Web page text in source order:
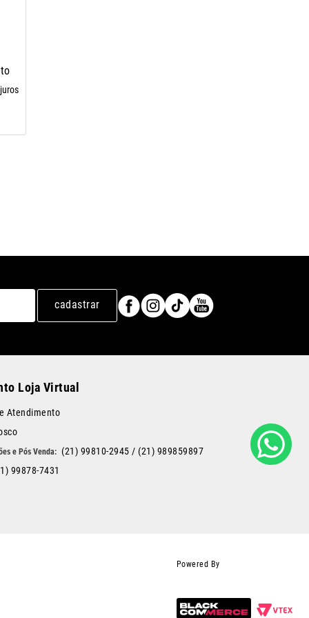
cadastrar
Loja Virtual
Atendimento
(21) 99810-2945 / (21) 989859897
99878-7431
Powered By